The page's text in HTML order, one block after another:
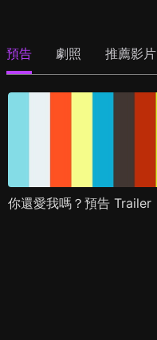
預告 劇照 推薦影片
你還愛我嗎？預告 Trailer